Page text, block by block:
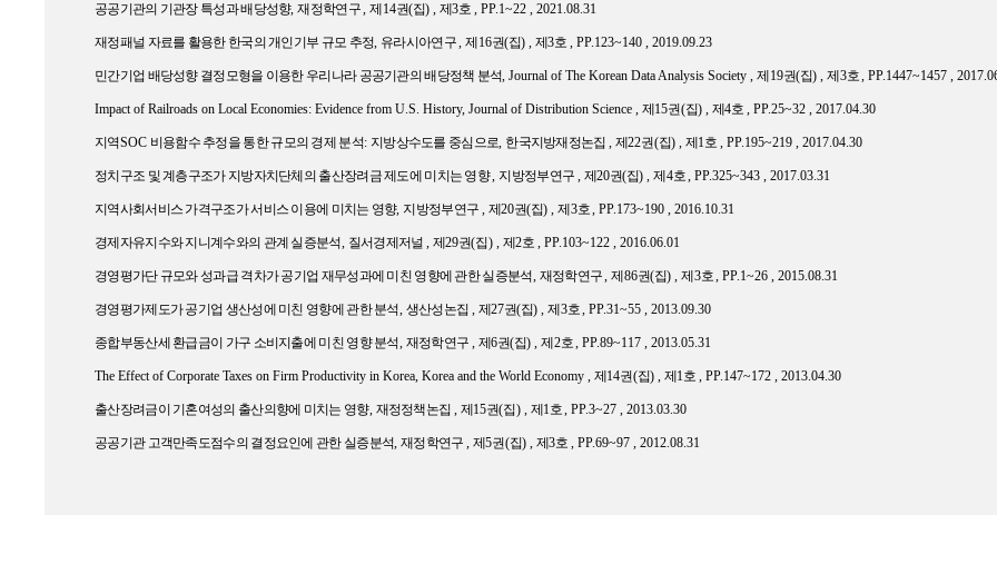
공공기관의 기관장 특성과 배당성향,재정학연구,제 14권(집) ,제3호, PP.1~22 , 2021.08.31
재정패널 자료를 활용한 한국의 개인기부 규모 추정, 유라시아연구,제 16권(집) ,제3호, PP.123~140 , 2019.09.23
민간기업 배당성향 결정모형을 이용한 우리나라 공공기관의 배당정책 분석, Journal of The Korean Data Analysis Society ,제 19권(집) ,제 3호, PP.1447~1457 ,
Impact of Railroads on Local Economies: Evidence from U.S. History, Journal of Distribution Science , 제 15권(집) , 제4호 , PP.25~32 , 2017.04.30
지역SOC 비용함수 추정을 통한 규모의 경제 분석: 지방상수도를 중심으로, 한국지방재정논집 , 제22권(집) , 제 1호 , PP.195~219 , 2017.04.30
정치구조 및 계층구조가 지방자치단체의 출산장려금 제도에 미치는 영향, 지방정부연구 , 제 20권(집) ,제 4호, PP.325~343 , 2017.03.31
지역사회서비스 가격구조가 서비스 이용에 미치는 영향, 지방정부연구 , 제 20권(집) ,제 3호, PP.173~190 , 2016.10.31
경제자유지수와 지니계수와의 관계 실증분석, 질서경제저널 , 제29권(집) , 제 2호 , PP.103~122 , 2016.06.01
경영평가단 규모와 성과급 격차가 공기업 재무성과에 미친 영향에 관한 실증분석, 재정학연구,제 86권(집) ,제 3호, PP.1~26 , 2015.08.31
경영평가제도가 공기업 생산성에 미친 영향에 관한 분석, 생산성논집 , 제 27권(집) ,제 3호, PP.31~55 , 2013.09.30
종합부동산세 환급금이 가구 소비지출에 미친 영향 분석, 재정학연구 , 제 6권(집) ,제 2호, PP.89~117 , 2013.05.31
The Effect of Corporate Taxes on Firm Productivity in Korea, Korea and the World Economy , 제 14권(집) , 제 1호 , PP.147~172 , 2013.04.30
출산장려금이 기혼여성의 출산의향에 미치는 영향, 재정정책논집 , 제 15권(집) , 제 1호, PP.3~27 , 2013.03.30
공공기관 고객만족도점수의 결정요인에 관한 실증분석,재정학연구 , 제5권(집) , 제3호 , PP.69~97 , 2012.08.31